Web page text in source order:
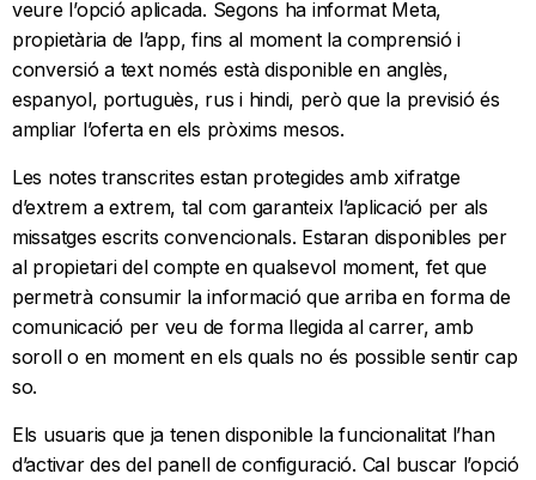
veure l’opció aplicada. Segons ha informat Meta,
propietària de l’app, fins al moment la comprensió i
conversió a text només està disponible en anglès,
espanyol, portuguès, rus i hindi, però que la previsió és
ampliar l’oferta en els pròxims mesos.
Les notes transcrites estan protegides amb xifratge
d’extrem a extrem, tal com garanteix l’aplicació per als
missatges escrits convencionals. Estaran disponibles per
al propietari del compte en qualsevol moment, fet que
permetrà consumir la informació que arriba en forma de
comunicació per veu de forma llegida al carrer, amb
soroll o en moment en els quals no és possible sentir cap
so.
Els usuaris que ja tenen disponible la funcionalitat l’han
d’activar des del panell de configuració. Cal buscar l’opció